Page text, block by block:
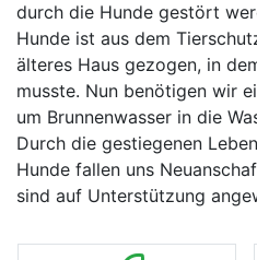
durch die Hunde gestört
Hunde ist aus dem
älteres Haus gezogen, in
musste. Nun benötigen wir
um Brunnenwasser in die
Durch die gestiegenen
Hunde fallen uns
sind auf Unterstützung